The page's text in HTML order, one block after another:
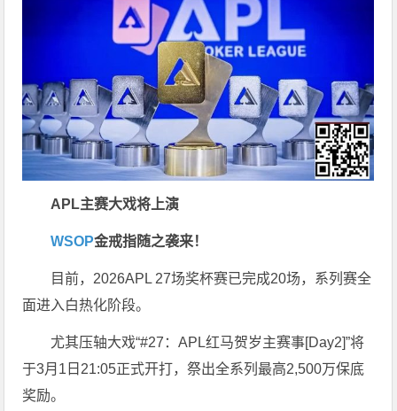
APL主赛大戏将上演
WSOP金戒指随之袭来！
目前，2026APL 27场奖杯赛已完成20场，系列赛全
面进入白热化阶段。
尤其压轴大戏“#27：APL红马贺岁主赛事[Day2]”将
于3月1日21:05正式开打，祭出全系列最高2,500万保底
奖励。